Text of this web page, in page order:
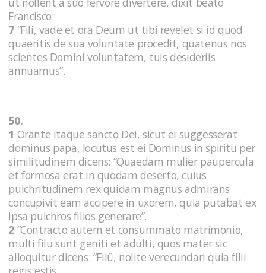
Francisco:
7 “Fili, vade et ora Deum ut tibi revelet si id quod
quaeritis de sua voluntate procedit, quatenus nos
scientes Domini voluntatem, tuis desideriis
annuamus”.
50.
1 Orante itaque sancto Dei, sicut ei suggesserat
dominus papa, locutus est ei Dominus in spiritu per
similitudinem dicens: “Quaedam mulier paupercula
et formosa erat in quodam deserto, cuius
pulchritudinem rex quidam magnus admirans
concupivit eam accipere in uxorem, quia putabat ex
ipsa pulchros filios generare”.
2 “Contracto autem et consummato matrimonio,
multi filü sunt geniti et adulti, quos mater sic
alloquitur dicens: “Filü, nolite verecundari quia filii